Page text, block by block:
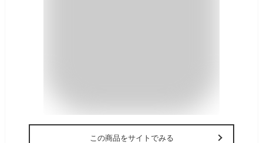
この商品をサイトでみる